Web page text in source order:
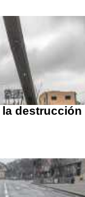
la destrucción